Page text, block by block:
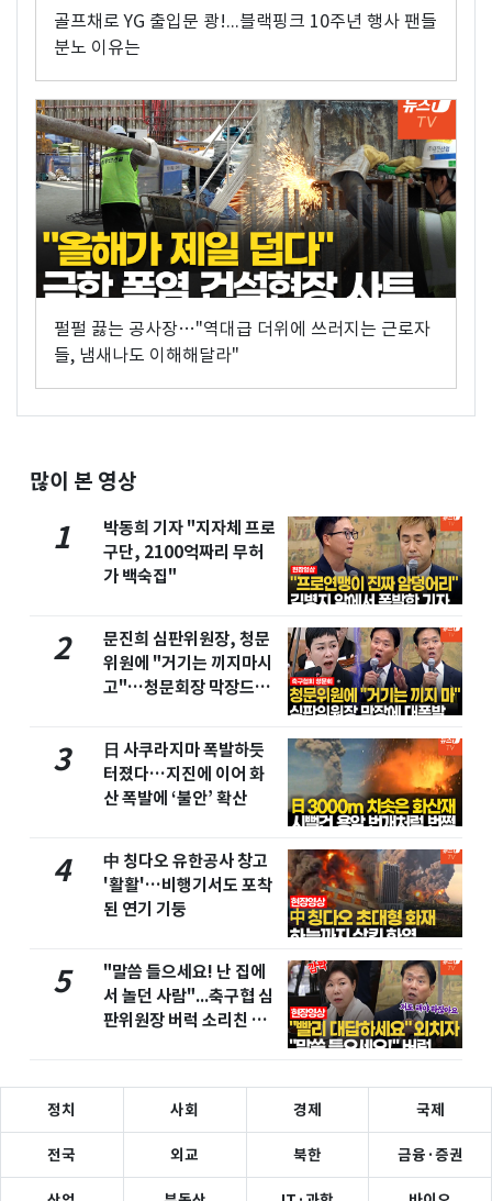
골프채로 YG 출입문 쾅!...블랙핑크 10주년 행사 팬들
분노 이유는
펄펄 끓는 공사장…"역대급 더위에 쓰러지는 근로자
들, 냄새나도 이해해달라"
많이 본 영상
1
박동희 기자 "지자체 프로
구단, 2100억짜리 무허
가 백숙집"
2
문진희 심판위원장, 청문
위원에 "거기는 끼지마시
고"…청문회장 막장드라
3
日 사쿠라지마 폭발하듯
터졌다…지진에 이어 화
산 폭발에 ‘불안’ 확산
4
中 칭다오 유한공사 창고
'활활'…비행기서도 포착
된 연기 기둥
5
"말씀 들으세요! 난 집에
서 놀던 사람"...축구협 심
판위원장 버럭 소리친 이
정치 사회 경제 국제
전국 외교 북한 금융·증권